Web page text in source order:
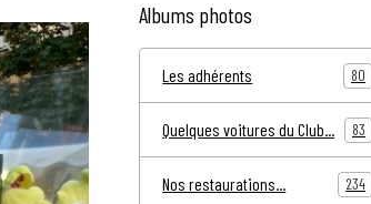
Albums photos
Les adhérents 80
Quelques voitures du Club... 83
Nos restaurations... 234